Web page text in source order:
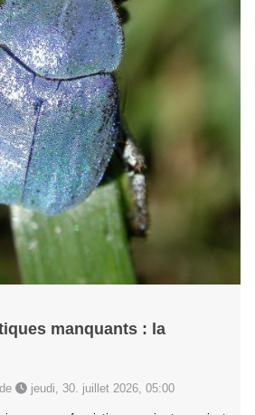
manquants : la
jeudi, 30. juillet 2026, 05:00